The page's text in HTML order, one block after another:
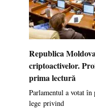
Republica
criptoactivelor.
prima lectură
Parlamentul a votat
lege privind